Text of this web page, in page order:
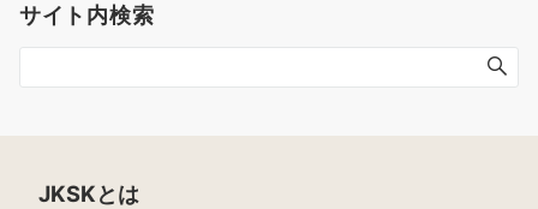
サイト内検索
JKSKとは